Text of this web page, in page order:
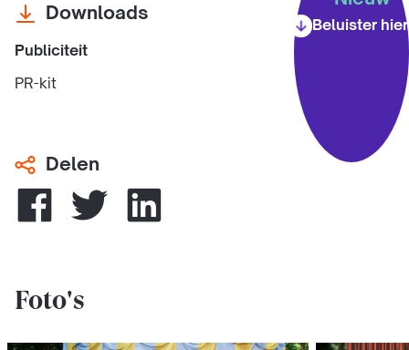
Downloads
Publiciteit
PR-kit
Delen
Foto's
Beluister hier